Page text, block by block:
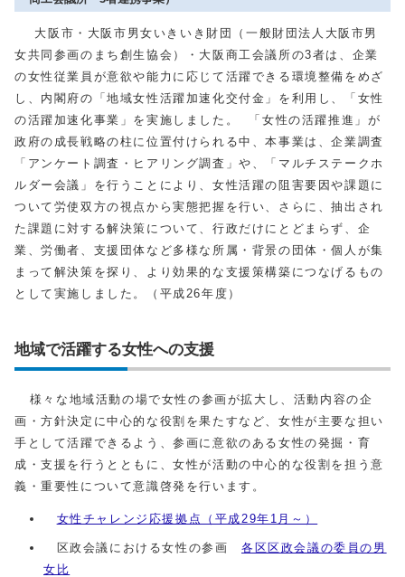
大阪市・大阪市男女いきいき財団（一般財団法人大阪市男
女共同参画のまち創生協会）・大阪商工会議所の3者は、企業
の女性従業員が意欲や能力に応じて活躍できる環境整備をめざ
し、内閣府の「地域女性活躍加速化交付金」を利用し、「女性
の活躍加速化事業」を実施しました。 「女性の活躍推進」が
政府の成長戦略の柱に位置付けられる中、本事業は、企業調査
「アンケート調査・ヒアリング調査」や、「マルチステークホ
ルダー会議」を行うことにより、女性活躍の阻害要因や課題に
ついて労使双方の視点から実態把握を行い、さらに、抽出され
た課題に対する解決策について、行政だけにとどまらず、企
業、労働者、支援団体など多様な所属・背景の団体・個人が集
まって解決策を探り、より効果的な支援策構築につなげるもの
として実施しました。（平成26年度）
地域で活躍する女性への支援
様々な地域活動の場で女性の参画が拡大し、活動内容の企
画・方針決定に中心的な役割を果たすなど、女性が主要な担い
手として活躍できるよう、参画に意欲のある女性の発掘・育
成・支援を行うとともに、女性が活動の中心的な役割を担う意
義・重要性について意識啓発を行います。
女性チャレンジ応援拠点（平成29年1月～）
区政会議における女性の参画 各区区政会議の委員の男
女比